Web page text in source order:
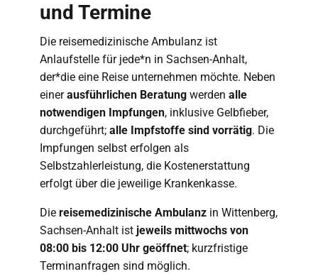
und Termine
Die reisemedizinische Ambulanz ist
Anlaufstelle für jede*n in Sachsen-Anhalt,
der*die eine Reise unternehmen möchte. Neben
einerausführlichen Beratung werden alle
notwendigen Impfungen, inklusive Gelbfieber,
durchgeführt; alle Impfstoffe sind vorrätig. Die
Impfungen selbst erfolgen als
Selbstzahlerleistung, die Kostenerstattung
erfolgt über die jeweilige Krankenkasse.
Die reisemedizinische Ambulanz in Wittenberg,
Sachsen-Anhalt ist jeweils mittwochs von
08:00 bis 12:00 Uhr geöffnet; kurzfristige
Terminanfragen sind möglich.